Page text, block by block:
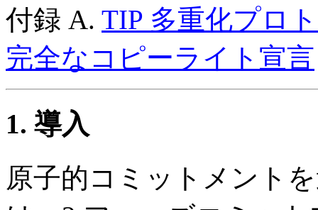
付録 A. TIP 多重化プロ
完全なコピーライト宣言
1. 導入
原子的コミットメント